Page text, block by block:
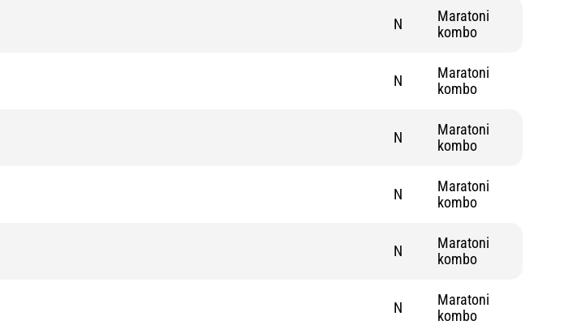
N
Maratoni
kombo
N
Maratoni
kombo
N
Maratoni
kombo
N
Maratoni
kombo
N
Maratoni
kombo
N
Maratoni
kombo